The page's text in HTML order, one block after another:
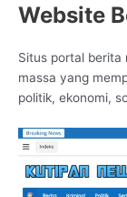
Website
Situs portal berita
massa yang
politik, ekonomi,